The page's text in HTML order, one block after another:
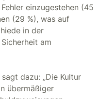
einzugestehen (45
(29 %), was auf
in der
am
dazu: „Die Kultur
übermäßiger